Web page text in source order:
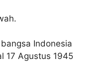
Indonesia
17 Agustus 1945